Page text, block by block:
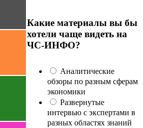
Какие материалы вы бы
хотели чаще видеть на
ЧС-ИНФО?
Аналитические
обзоры по разным сферам
экономики
Развернутые
интервью с экспертами в
разных областях знаний